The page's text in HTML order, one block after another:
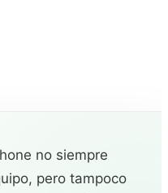
no siempre
pero tampoco